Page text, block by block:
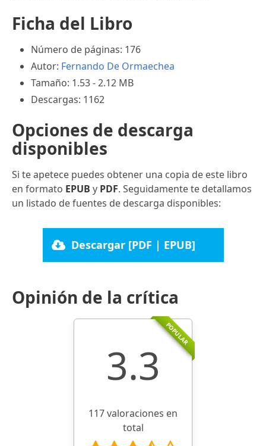
Ficha del Libro
Número de páginas: 176
Autor: Fernando De Ormaechea
Tamaño: 1.53 - 2.12 MB
Descargas: 1162
Opciones de descarga
disponibles
Si te apetece puedes obtener una copia de este libro
en formato EPUB y PDF. Seguidamente te detallamos
un listado de fuentes de descarga disponibles:
Descargar [PDF | EPUB]
Opinión de la crítica
POPULAR
3.3
117 valoraciones en
total